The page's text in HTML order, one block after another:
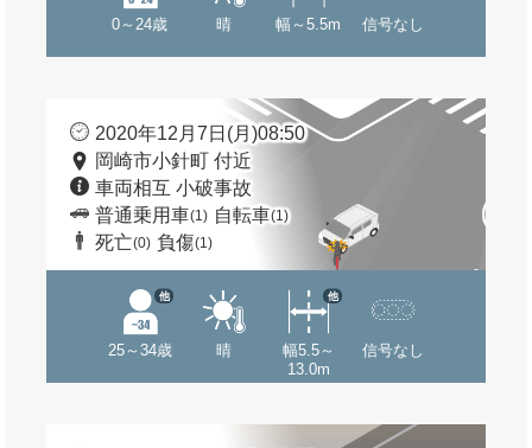
0～24歳 晴 幅～5.5m 信号なし
2020年12月7日(月)08:50
岡崎市小針町 付近
車両相互 小破事故
普通乗用車(1) 自転車(1)
死亡(0) 負傷(1)
25～34歳
他
晴
幅5.5～
13.0m
他
信号なし